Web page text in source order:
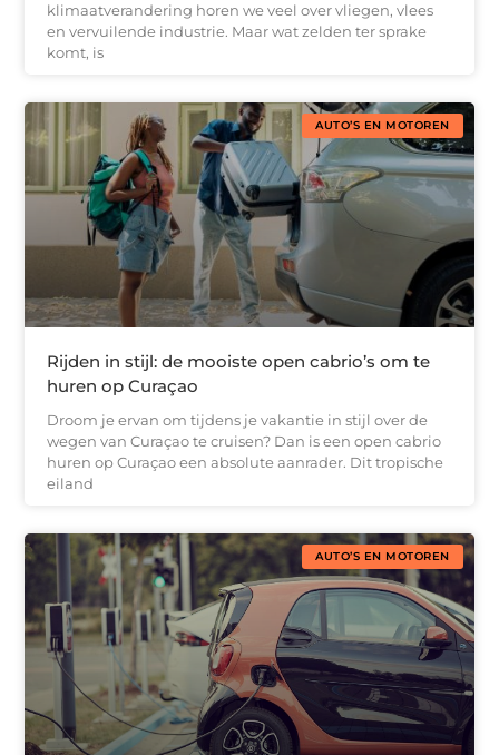
klimaatverandering horen we veel over vliegen, vlees
en vervuilende industrie. Maar wat zelden ter sprake
komt, is
AUTO’S EN MOTOREN
Rijden in stijl: de mooiste open cabrio’s om te
huren op Curaçao
Droom je ervan om tijdens je vakantie in stijl over de
wegen van Curaçao te cruisen? Dan is een open cabrio
huren op Curaçao een absolute aanrader. Dit tropische
eiland
AUTO’S EN MOTOREN